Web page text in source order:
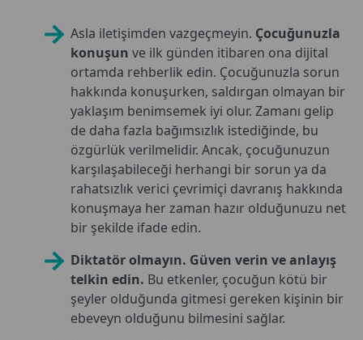
Asla iletişimden vazgeçmeyin. Çocuğunuzla
konuşun ve ilk günden itibaren ona dijital
ortamda rehberlik edin. Çocuğunuzla sorun
hakkında konuşurken, saldırgan olmayan bir
yaklaşım benimsemek iyi olur. Zamanı gelip
de daha fazla bağımsızlık istediğinde, bu
özgürlük verilmelidir. Ancak, çocuğunuzun
karşılaşabileceği herhangi bir sorun ya da
rahatsızlık verici çevrimiçi davranış hakkında
konuşmaya her zaman hazır olduğunuzu net
bir şekilde ifade edin.
Diktatör olmayın. Güven verin ve anlayış
telkin edin. Bu etkenler, çocuğun kötü bir
şeyler olduğunda gitmesi gereken kişinin bir
ebeveyn olduğunu bilmesini sağlar.